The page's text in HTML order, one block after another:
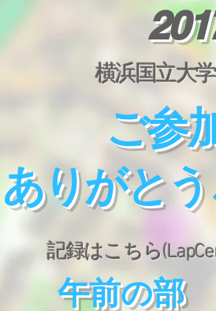
横浜国立大
ご参
ありがと
記録はこちら
午前の部